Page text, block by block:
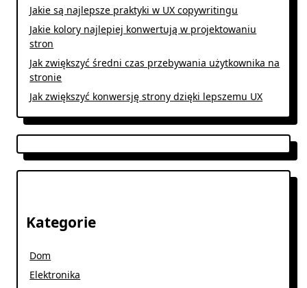
Jakie są najlepsze praktyki w UX copywritingu
Jakie kolory najlepiej konwertują w projektowaniu
stron
Jak zwiększyć średni czas przebywania użytkownika na
stronie
Jak zwiększyć konwersję strony dzięki lepszemu UX
Kategorie
Dom
Elektronika